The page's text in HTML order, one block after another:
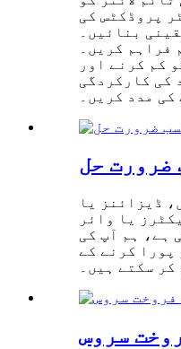
پروڈکٹس کی
بنائیں۔
فراہم کریں۔
کم کرنے اور
کی کارکردگی
مدد کریں۔
ضرورت حل
ڈیزائنز یا
یا وائر
ہے، ہم آپ کی
پورا کرنے کے
سکتے ہیں۔
سروس